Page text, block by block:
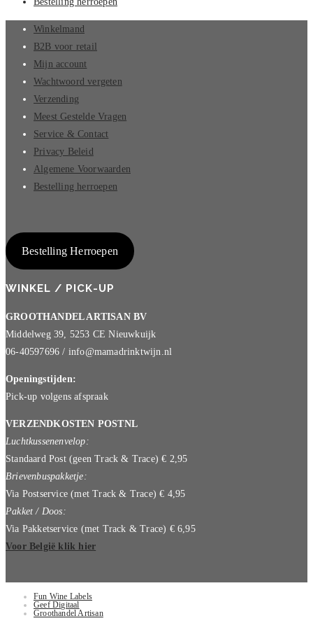
Winkelmand
B2B voor retail
Mijn account
Wachtwoord vergeten
Verzending
Meest Gestelde Vragen
Service & Contact
Privacy Beleid
Algemene Voorwaarden
Bestelling herroepen
Bestelling Herroepen
WINKEL / PICK-UP
GROOTHANDEL ARTISAN BV
Middelweg 39, 5253 CE Nieuwkuijk
06-40597696 / info@mamadrinktwijn.nl
Openingstijden:
Pick-up volgens afspraak
VERZENDKOSTEN POSTNL
Luchtkussenenvelop:
Standaard Post (geen Track & Trace) € 2,95
Brievenbuspakketje:
Via Postservice (met Track & Trace) € 4,95
Pakket / Doos:
Via Pakketservice (met Track & Trace) € 6,95
Voor België klik hier
Fun Wine Labels
Geef Digitaal
Groothandel Artisan